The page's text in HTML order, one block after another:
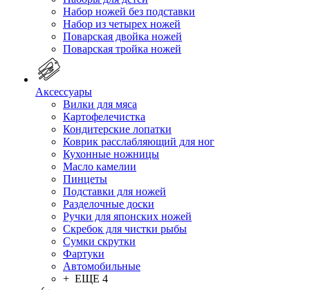
Набор ножей без подставки
Набор из четырех ножей
Поварская двойка ножей
Поварская тройка ножей
Аксессуары
Вилки для мяса
Картофелечистка
Кондитерские лопатки
Коврик расслабляющий для ног
Кухонные ножницы
Масло камелии
Пинцеты
Подставки для ножей
Разделочные доски
Ручки для японских ножей
Скребок для чистки рыбы
Сумки скрутки
Фартуки
Автомобильные
+ ЕЩЕ 4